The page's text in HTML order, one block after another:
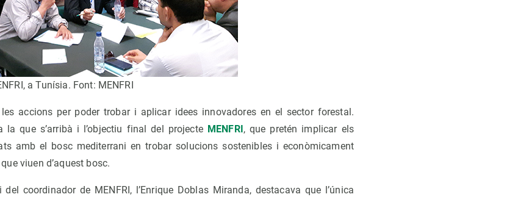
a Tunísia. Font: MENFRI
accions per poder trobar i aplicar idees innovadores en el sector forestal.
que s’arribà i l’objectiu final del projecte MENFRI, que pretén implicar els
amb el bosc mediterrani en trobar solucions sostenibles i econòmicament
viuen d’aquest bosc.
del coordinador de MENFRI, l’Enrique Doblas Miranda, destacava que l’única